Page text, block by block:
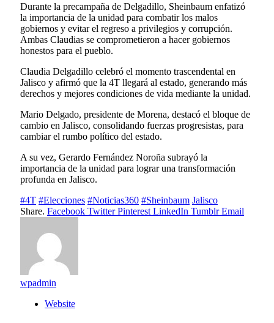
Durante la precampaña de Delgadillo, Sheinbaum enfatizó
la importancia de la unidad para combatir los malos
gobiernos y evitar el regreso a privilegios y corrupción.
Ambas Claudias se comprometieron a hacer gobiernos
honestos para el pueblo.
Claudia Delgadillo celebró el momento trascendental en
Jalisco y afirmó que la 4T llegará al estado, generando más
derechos y mejores condiciones de vida mediante la unidad.
Mario Delgado, presidente de Morena, destacó el bloque de
cambio en Jalisco, consolidando fuerzas progresistas, para
cambiar el rumbo político del estado.
A su vez, Gerardo Fernández Noroña subrayó la
importancia de la unidad para lograr una transformación
profunda en Jalisco.
#4T #Elecciones #Noticias360 #Sheinbaum Jalisco
Share. Facebook Twitter Pinterest LinkedIn Tumblr Email
wpadmin
Website